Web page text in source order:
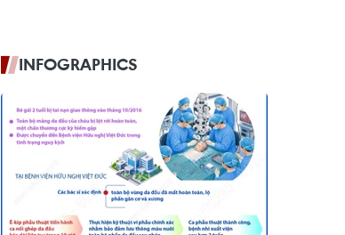
INFOGRAPHICS